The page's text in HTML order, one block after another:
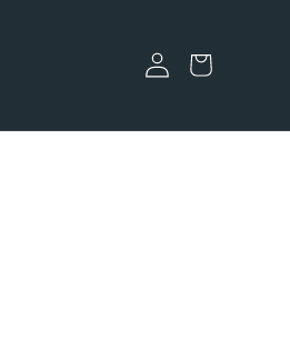
InloggenWinkelwagen